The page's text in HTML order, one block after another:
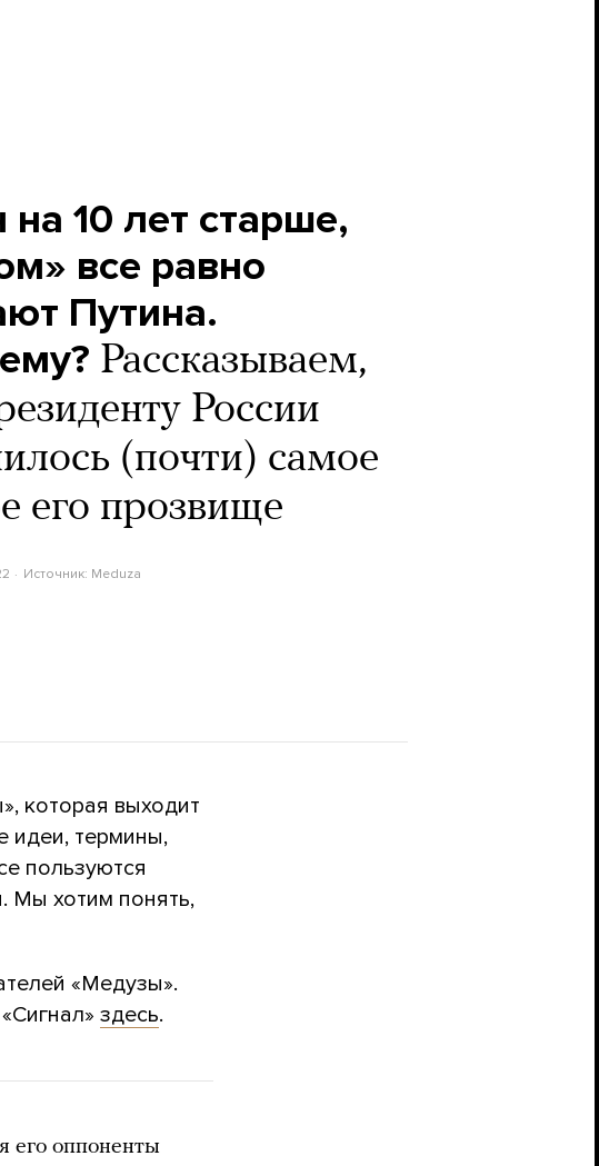
на 10 лет старше,
все равно
Путина.
Рассказываем,
России
(почти) самое
его прозвище
Источник: Meduza
которая выходит
идеи, термины,
пользуются
Мы хотим понять,
«Медузы».
здесь.
его оппоненты